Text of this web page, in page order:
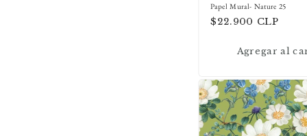
Papel Mural- Nature 25
Precio
$22.900 CLP
Agregar al